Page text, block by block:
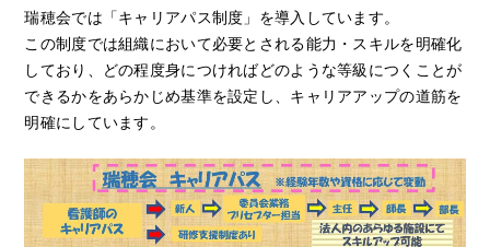
瑞穂会では「キャリアパス制度」を導入しています。
この制度では組織において必要とされる能力・スキルを明確化
しており、どの程度身につければどのような等級につくことが
できるかをあらかじめ基準を設定し、キャリアアップの道筋を
明確にしています。